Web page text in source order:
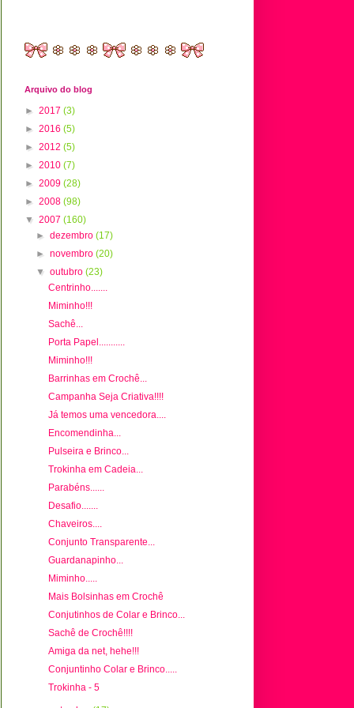
Arquivo do blog
► 2017 (3)
► 2016 (5)
► 2012 (5)
► 2010 (7)
► 2009 (28)
► 2008 (98)
▼ 2007 (160)
►dezembro(17)
►novembro(20)
▼outubro(23)
Centrinho.......
Miminho!!!
Sachê...
Porta Papel...........
Miminho!!!
Barrinhas em Crochê...
Campanha Seja Criativa!!!!
Já temos uma vencedora....
Encomendinha...
Pulseira e Brinco...
Trokinha em Cadeia...
Parabéns......
Desafio.......
Chaveiros....
Conjunto Transparente...
Guardanapinho...
Miminho.....
Mais Bolsinhas em Crochê
Conjutinhos de Colar e Brinco...
Sachê de Crochê!!!!
Amiga da net, hehe!!!
Conjuntinho Colar e Brinco.....
Trokinha - 5